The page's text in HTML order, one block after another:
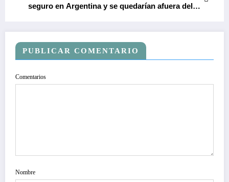
seguro en Argentina y se quedarían afuera del
PUBLICAR COMENTARIO
Comentarios
Nombre